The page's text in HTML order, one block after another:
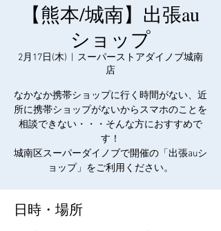
【熊本/城南】出張au
ショップ
2月17日(木)
スーパーストアダイノブ城南
店
なかなか携帯ショップに行く時間がない、近
所に携帯ショップがないからスマホのことを
相談できない・・・そんな方におすすめで
す！
城南区スーパーダイノブで開催の「出張auシ
ョップ」をご利用ください。
日時・場所